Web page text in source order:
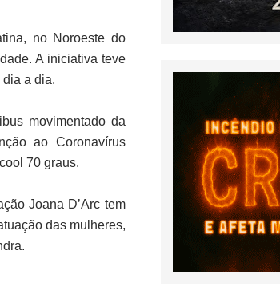
no Noroeste do
A iniciativa teve
a dia.
movimentado da
ao Coronavírus
70 graus.
Joana D’Arc tem
das mulheres,